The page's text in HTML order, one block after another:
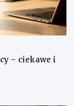
– ciekawe i